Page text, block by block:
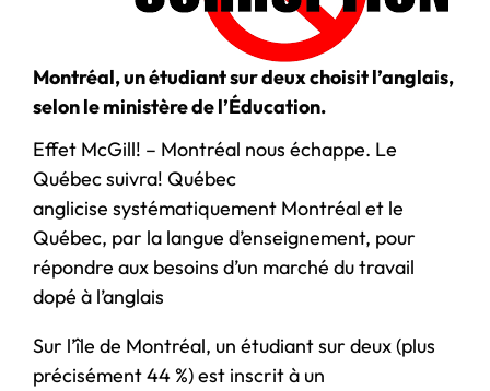
Montréal, un étudiant sur deux choisit l’anglais,
selon le ministère de l’Éducation.
Effet McGill! – Montréal nous échappe. Le
Québec suivra! Québec
anglicise systématiquement Montréal et le
Québec, par la langue d’enseignement, pour
répondre aux besoins d’un marché du travail
dopé à l’anglais
Sur l’île de Montréal, un étudiant sur deux (plus
précisément 44 %) est inscrit à un